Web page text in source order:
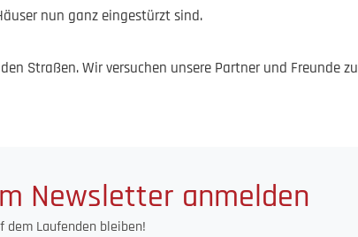
nun ganz eingestürzt sind.
Straßen. Wir versuchen unsere Partner und Freunde zu
Newsletter anmelden
dem Laufenden bleiben!